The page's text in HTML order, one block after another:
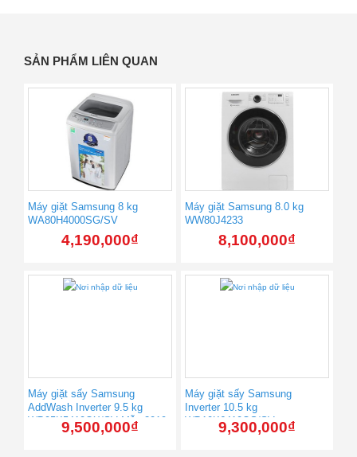
SẢN PHẨM LIÊN QUAN
Máy giặt Samsung 8 kg
WA80H4000SG/SV
4,190,000₫
Máy giặt Samsung 8.0 kg
WW80J4233
8,100,000₫
Máy giặt sấy Samsung
AddWash Inverter 9.5 kg
WD95K5410OX/SV Mẫu 2019
9,500,000₫
Máy giặt sấy Samsung
Inverter 10.5 kg
WD10K6410OS/SV
9,300,000₫